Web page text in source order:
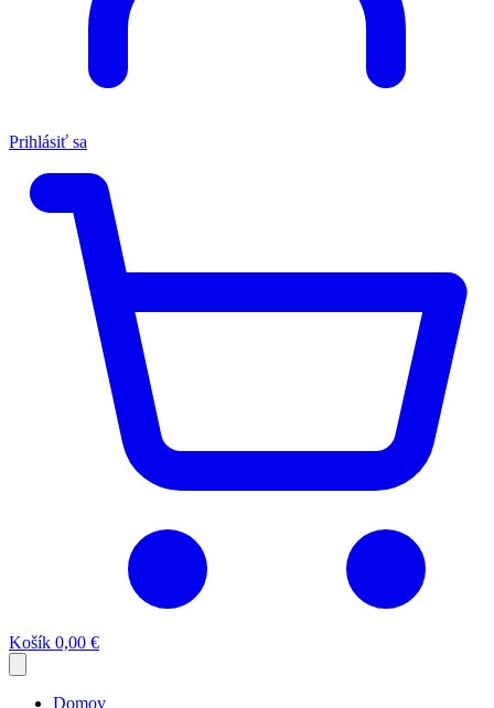
Prihlásiť sa
Košík 0,00 €
Domov